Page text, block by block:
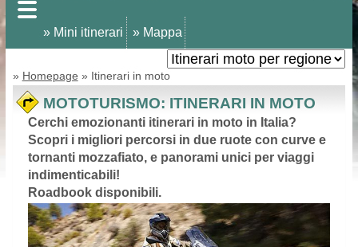
» Mini itinerari » Mappa
» Homepage » Itinerari in moto
MOTOTURISMO: ITINERARI IN MOTO
Cerchi emozionanti itinerari in moto in Italia?
Scopri i migliori percorsi in due ruote con curve e
tornanti mozzafiato, e panorami unici per viaggi
indimenticabili!
Roadbook disponibili.